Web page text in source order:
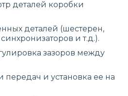
деталей коробки
деталей (шестерен,
и т.д.).
зазоров между
передач и установка ее на